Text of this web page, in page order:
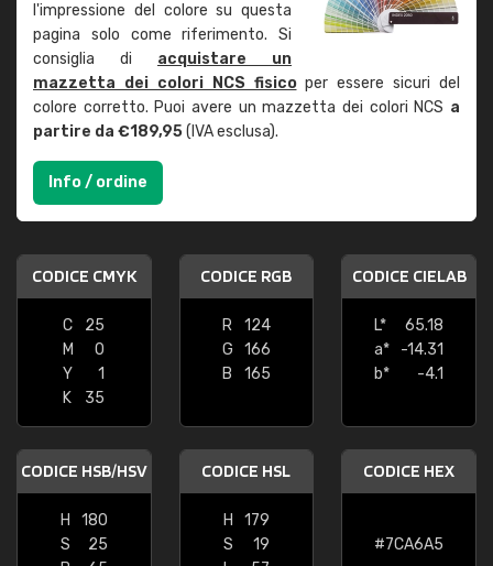
l'impressione del colore su questa
pagina solo come riferimento. Si
consiglia di acquistare un
mazzetta dei colori NCS fisicoper essere sicuri del
colore corretto. Puoi avere un mazzetta dei colori NCS a
partire da €189,95(IVA esclusa).
Info / ordine
CODICE CMYK
C
25
M
0
Y
1
K
35
CODICE RGB
R
124
G
166
B
165
CODICE CIELAB
L*
65.18
a*
-14.31
b*
-4.1
CODICE HSB/HSV
H
180
S
25
CODICE HSL
H
179
S
19
CODICE HEX
#7CA6A5